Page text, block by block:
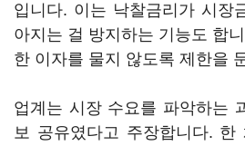
입니다. 이는 낙찰금리가 시장
아지는 걸 방지하는 기능도 합
한 이자를 물지 않도록 제한을
업계는 시장 수요를 파악하는
보 공유였다고 주장합니다. 한